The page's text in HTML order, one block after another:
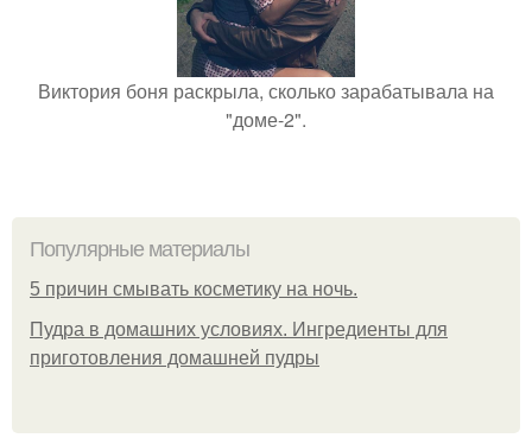
Виктория боня раскрыла, сколько зарабатывала на
"доме-2".
Популярные материалы
5 причин смывать косметику на ночь.
Пудра в домашних условиях. Ингредиенты для
приготовления домашней пудры